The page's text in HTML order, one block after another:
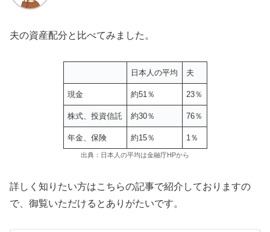
夫の資産配分と比べてみました。
日本人の平均 夫
現金 約51％ 23％
株式、投資信託 約30％ 76％
年金、保険 約15％ 1％
出典：日本人の平均は金融庁HPから
詳しく知りたい方はこちらの記事で紹介しておりますの
で、御覧いただけるとありがたいです。